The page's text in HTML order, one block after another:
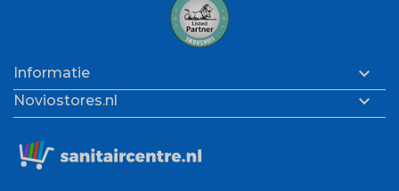
Informatie 
Noviostores.nl 